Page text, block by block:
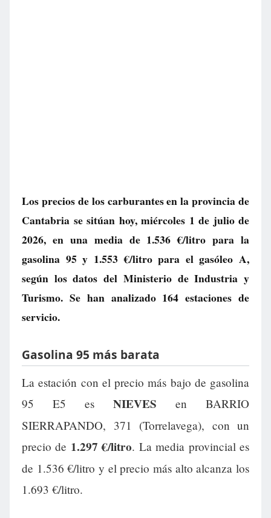
Los precios de los carburantes en la provincia de
Cantabria se sitúan hoy, miércoles 1 de julio de
2026, en una media de 1.536 €/litro para la
gasolina 95 y 1.553 €/litropara el gasóleo A,
según los datos del Ministerio de Industria y
Turismo. Se han analizado 164 estaciones de
servicio.
Gasolina 95 más barata
La estación con el precio más bajo de gasolina
95 E5 es NIEVES en BARRIO
SIERRAPANDO, 371 (Torrelavega), con un
precio de 1.297 €/litro. La media provincial es
de 1.536 €/litro y el precio más alto alcanza los
1.693 €/litro.